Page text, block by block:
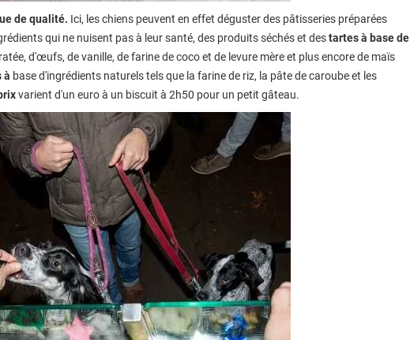
de qualité. Ici, les chiens peuvent en effet déguster des pâtisseries préparées
qui ne nuisent pas à leur santé, des produits séchés et destartes à base de
d'œufs, de vanille, de farine de coco et de levure mère et plus encore de maïs
à base d'ingrédients naturels tels que la farine de riz, la pâte de caroube et les
varient d'un euro à un biscuit à 2h50 pour un petit gâteau.